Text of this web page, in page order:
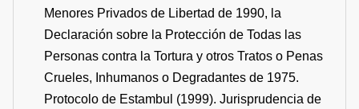
Menores Privados de Libertad de 1990, la
Declaración sobre la Protección de Todas las
Personas contra la Tortura y otros Tratos o Penas
Crueles, Inhumanos o Degradantes de 1975.
Protocolo de Estambul (1999). Jurisprudencia de